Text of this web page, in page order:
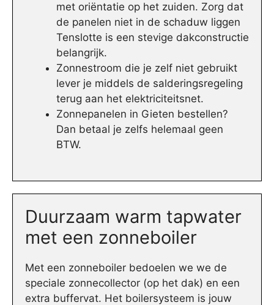
met oriëntatie op het zuiden. Zorg dat
de panelen niet in de schaduw liggen
Tenslotte is een stevige dakconstructie
belangrijk.
Zonnestroom die je zelf niet gebruikt
lever je middels de salderingsregeling
terug aan het elektriciteitsnet.
Zonnepanelen in Gieten bestellen?
Dan betaal je zelfs helemaal geen
BTW.
Duurzaam warm tapwater
met een zonneboiler
Met een zonneboiler bedoelen we we de
speciale zonnecollector (op het dak) en een
extra buffervat. Het boilersysteem is jouw